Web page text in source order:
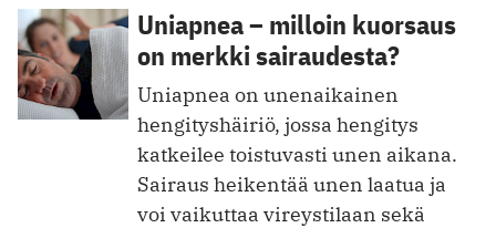
Uniapnea – milloin kuorsaus
on merkki sairaudesta?
Uniapnea on unenaikainen
hengityshäiriö, jossa hengitys
katkeilee toistuvasti unen aikana.
Sairaus heikentää unen laatua ja
voi vaikuttaa vireystilaan sekä